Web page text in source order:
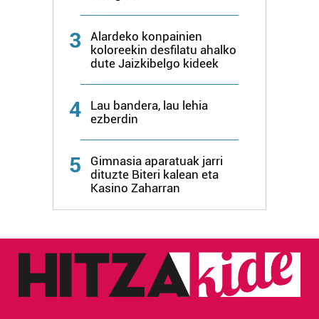
zure baimena Cookieen adierazpenean.
zerbitzuak hobetzeko asmoz, cookie teknologiaz
3
Alardeko konpainien
koloreekin desfilatu ahalko
dute Jaizkibelgo kideek
4
Lau bandera, lau lehia
ezberdin
5
Gimnasia aparatuak jarri
dituzte Biteri kalean eta
Kasino Zaharran